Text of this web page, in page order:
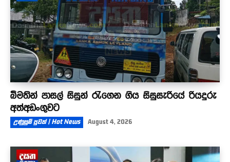
බීමතින් පාසල් සිසුන් රැගෙන ගිය සිසුසැරියේ රියදුරු
අත්අඩංගුවට
උණුසුම් පුවත් | Hot News August 4, 2026